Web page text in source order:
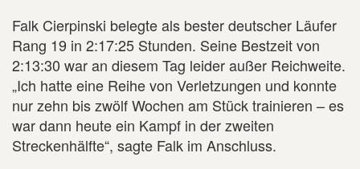
Falk Cierpinski belegte als bester deutscher Läufer
Rang 19 in 2:17:25 Stunden. Seine Bestzeit von
2:13:30 war an diesem Tag leider außer Reichweite.
„Ich hatte eine Reihe von Verletzungen und konnte
nur zehn bis zwölf Wochen am Stück trainieren – es
war dann heute ein Kampf in der zweiten
Streckenhälfte“, sagte Falk im Anschluss.